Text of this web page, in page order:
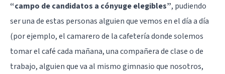
“campo de candidatos a cónyuge elegibles”, pudiendo
ser una de estas personas alguien que vemos en el día a día
(por ejemplo, el camarero de la cafetería donde solemos
tomar el café cada mañana, una compañera de clase o de
trabajo, alguien que va al mismo gimnasio que nosotros,